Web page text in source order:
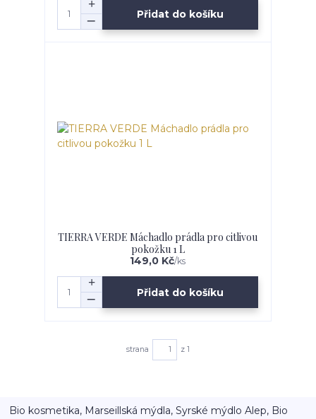
Přidat do košíku
TIERRA VERDE Máchadlo prádla pro citlivou
pokožku 1 L
149,0 Kč/ks
Přidat do košíku
strana z 1
Bio kosmetika, Marseillská mýdla, Syrské mýdlo Alep, Bio